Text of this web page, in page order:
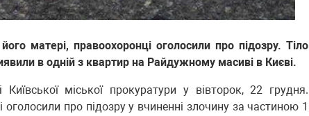
матері, правоохоронці оголосили про підозру. Тіло
в одній з квартир на Райдужному масиві в Києві.
міської прокуратури у вівторок, 22 грудня.
про підозру у вчиненні злочину за частиною 1